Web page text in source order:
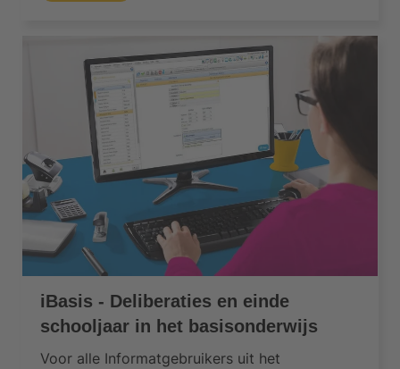
iBasis - Deliberaties en einde
schooljaar in het basisonderwijs
Voor alle Informatgebruikers uit het